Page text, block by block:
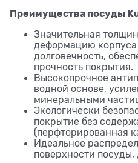
Преимущества посуды
Значительная
деформацию корпуса
долговечность,
прочность покрытия.
Высокопрочное
водной основе,
минеральными
Экологически
покрытие без
(перфторированная
Идеальное
поверхности